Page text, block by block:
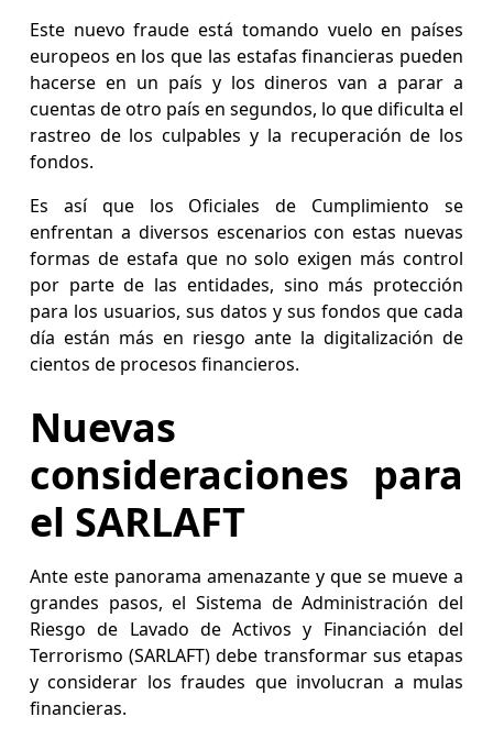
Este nuevo fraude está tomando vuelo en países
europeos en los que las estafas financieras pueden
hacerse en un país y los dineros van a parar a
cuentas de otro país en segundos, lo que dificulta el
rastreo de los culpables y la recuperación de los
fondos.
Es así que los Oficiales de Cumplimiento se
enfrentan a diversos escenarios con estas nuevas
formas de estafa que no solo exigen más control
por parte de las entidades, sino más protección
para los usuarios, sus datos y sus fondos que cada
día están más en riesgo ante la digitalización de
cientos de procesos financieros.
Nuevas
consideraciones para
el SARLAFT
Ante este panorama amenazante y que se mueve a
grandes pasos, el Sistema de Administración del
Riesgo de Lavado de Activos y Financiación del
Terrorismo (SARLAFT) debe transformar sus etapas
y considerar los fraudes que involucran a mulas
financieras.